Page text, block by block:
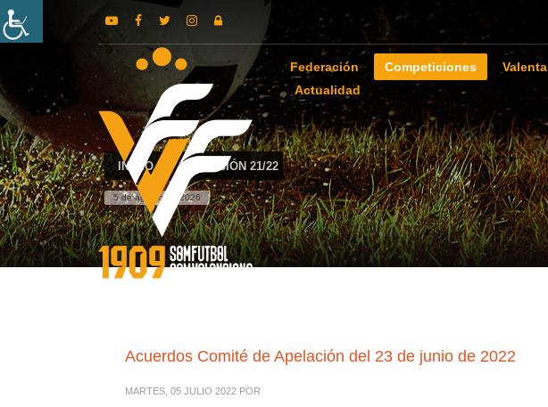
Federación Competiciones Valenta
Actualidad
INICIO APELACIÓN 21/22
5 de agosto de 2026
Acuerdos Comité de Apelación del 23 de junio de 2022
MARTES, 05 JULIO 2022 POR